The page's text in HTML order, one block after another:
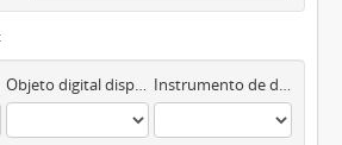
Objeto digital disponibles Instrumento de descripción